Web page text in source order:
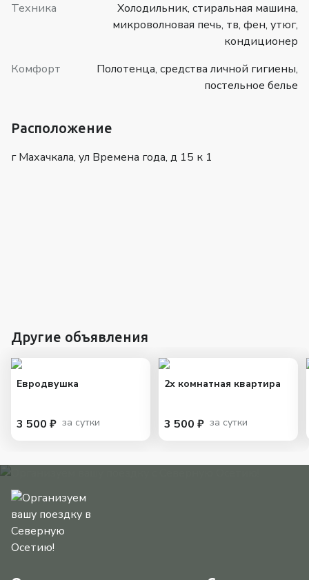
Техника
Холодильник, стиральная машина,
микроволновая печь, тв, фен, утюг,
кондиционер
Комфорт
Полотенца, средства личной гигиены,
постельное белье
Расположение
г Махачкала, ул Времена года, д 15 к 1
Другие объявления
Евродвушка
3 500 ₽ за сутки
2х комнатная квартира
3 500 ₽ за сутки